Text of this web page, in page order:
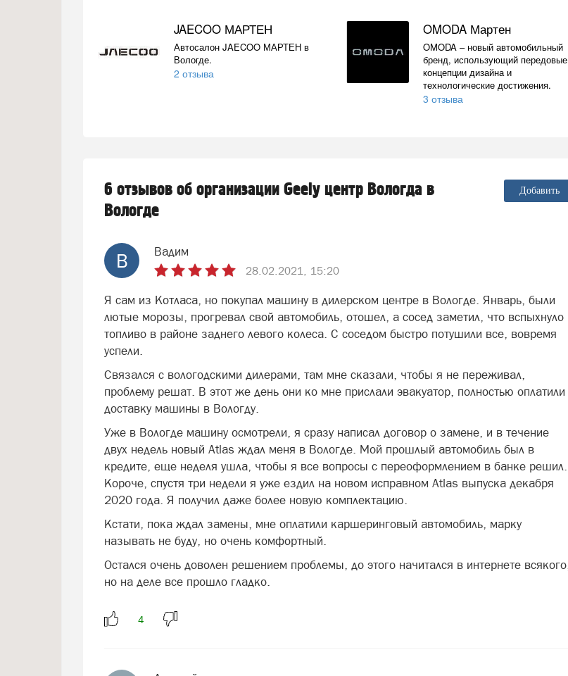
JAECOO МАРТЕН
Автосалон JAECOO МАРТЕН в
Вологде.
2 отзыва
OMODA Мартен
OMODA – новый автомобильный
бренд, использующий передовые
концепции дизайна и
технологические достижения.
3 отзыва
6 отзывов об организации Geely центр Вологда в
Вологде
Добавить
В Вадим
28.02.2021, 15:20
Я сам из Котласа, но покупал машину в дилерском центре в Вологде. Январь, были
лютые морозы, прогревал свой автомобиль, отошел, а сосед заметил, что вспыхнуло
топливо в районе заднего левого колеса. С соседом быстро потушили все, вовремя
успели.
Связался с вологодскими дилерами, там мне сказали, чтобы я не переживал,
проблему решат. В этот же день они ко мне прислали эвакуатор, полностью оплатили
доставку машины в Вологду.
Уже в Вологде машину осмотрели, я сразу написал договор о замене, и в течение
двух недель новый Atlas ждал меня в Вологде. Мой прошлый автомобиль был в
кредите, еще неделя ушла, чтобы я все вопросы с переоформлением в банке решил.
Короче, спустя три недели я уже ездил на новом исправном Atlas выпуска декабря
2020 года. Я получил даже более новую комплектацию.
Кстати, пока ждал замены, мне оплатили каршеринговый автомобиль, марку
называть не буду, но очень комфортный.
Остался очень доволен решением проблемы, до этого начитался в интернете всякого,
но на деле все прошло гладко.